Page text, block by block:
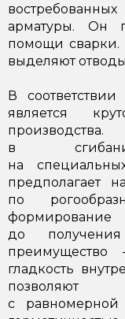
арматуры. Он
помощи сварки.
выделяют отводы
В
является
в сгибании
на
предполагает
по
формирование
до
гладкость
позволяют
с